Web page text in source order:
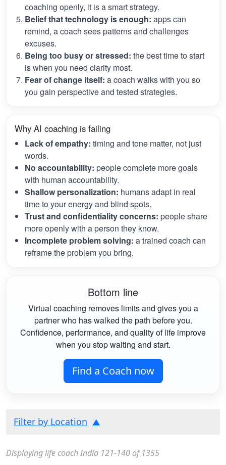
coaching openly, it is a smart strategy.
Belief that technology is enough: apps can
remind, a coach sees patterns and challenges
excuses.
Being too busy or stressed: the best time to start
is when you need clarity most.
Fear of change itself: a coach walks with you so
you gain perspective and tested strategies.
Why AI coaching is failing
Lack of empathy: timing and tone matter, not just
words.
No accountability: people complete more goals
with human accountability.
Shallow personalization: humans adapt in real
time to your energy and blind spots.
Trust and confidentiality concerns: people share
more openly with a person they know.
Incomplete problem solving: a trained coach can
reframe the problem you bring.
Bottom line
Virtual coaching removes limits and gives you a
partner who has walked the path before you.
Confidence, performance, and quality of life improve
when you stop waiting and start.
Find a Coach now
Filter by Location
Displaying life coach India 121-140 of 1355